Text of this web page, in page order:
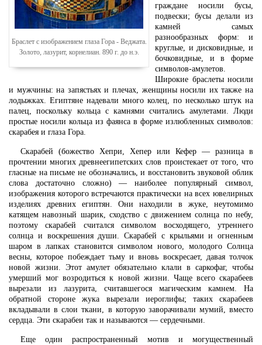
Браслет с изображением глаза Гора - Веджата.
Золото, лазурит, корнелиан. 890 г. до н.э.
граждане носили бусы,
подвески; бусы делали из
камней самых
разнообразных форм: и
круглые, и дисковидные, и
бочковидные, и в форме
символов-амулетов.
Широкие браслеты носили
и мужчины: на запястьях и плечах, женщины носили их также на
лодыжках. Египтяне надевали много колец, по несколько штук на
палец, поскольку кольца с камнями считались амулетами. Люди
простые носили кольца из фаянса в форме излюбленных символов:
скарабея и глаза Гора.
Скарабей (божество Хепри, Хепер или Кефер — разница в
прочтении многих древнеегипетских слов проистекает от того, что
гласные на письме не обозначались, и восстановить звуковой облик
слова достаточно сложно) — наиболее популярный символ,
изображения которого встречаются практически на всех ювелирных
изделиях древних египтян. Они находили в жуке, неутомимо
катящем навозный шарик, сходство с движением солнца по небу,
поэтому скарабей считался символом восходящего, утреннего
солнца и воскрешения души. Скарабей с крыльями и огненным
шаром в лапках становится символом нового, молодого Солнца
весны, которое побеждает тьму и вновь воскресает, давая толчок
новой жизни. Этот амулет обязательно клали в саркофаг, чтобы
умерший мог возродиться к новой жизни. Чаще всего скарабеев
вырезали из лазурита, считавшегося магическим камнем. На
обратной стороне жука вырезали иероглифы; таких скарабеев
вкладывали в слои ткани, в которую заворачивали мумий, вместо
сердца. Эти скарабеи так и называются — сердечными.
Еще один распространенный мотив и могущественный